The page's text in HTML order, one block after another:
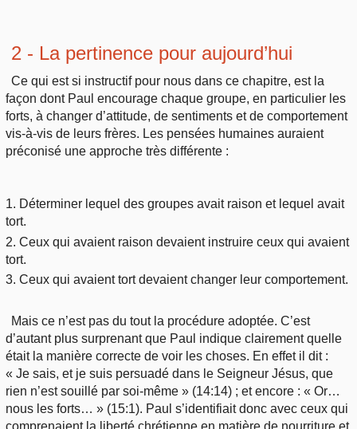
2 - La pertinence pour aujourd’hui
Ce qui est si instructif pour nous dans ce chapitre, est la
façon dont Paul encourage chaque groupe, en particulier les
forts, à changer d’attitude, de sentiments et de comportement
vis-à-vis de leurs frères. Les pensées humaines auraient
préconisé une approche très différente :
1. Déterminer lequel des groupes avait raison et lequel avait
tort.
2. Ceux qui avaient raison devaient instruire ceux qui avaient
tort.
3. Ceux qui avaient tort devaient changer leur comportement.
Mais ce n’est pas du tout la procédure adoptée. C’est
d’autant plus surprenant que Paul indique clairement quelle
était la manière correcte de voir les choses. En effet il dit :
« Je sais, et je suis persuadé dans le Seigneur Jésus, que
rien n’est souillé par soi-même » (14:14) ; et encore : « Or…
nous les forts… » (15:1). Paul s’identifiait donc avec ceux qui
comprenaient la liberté chrétienne en matière de nourriture et